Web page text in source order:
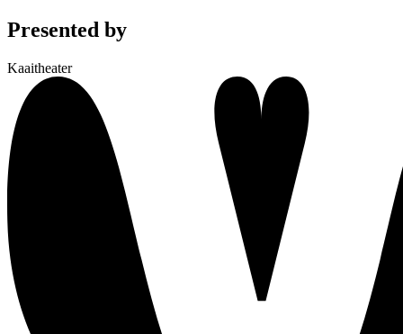
Presented by
Kaaitheater